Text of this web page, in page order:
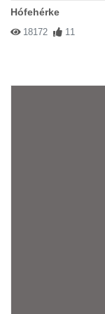
Hófehérke
18172 11